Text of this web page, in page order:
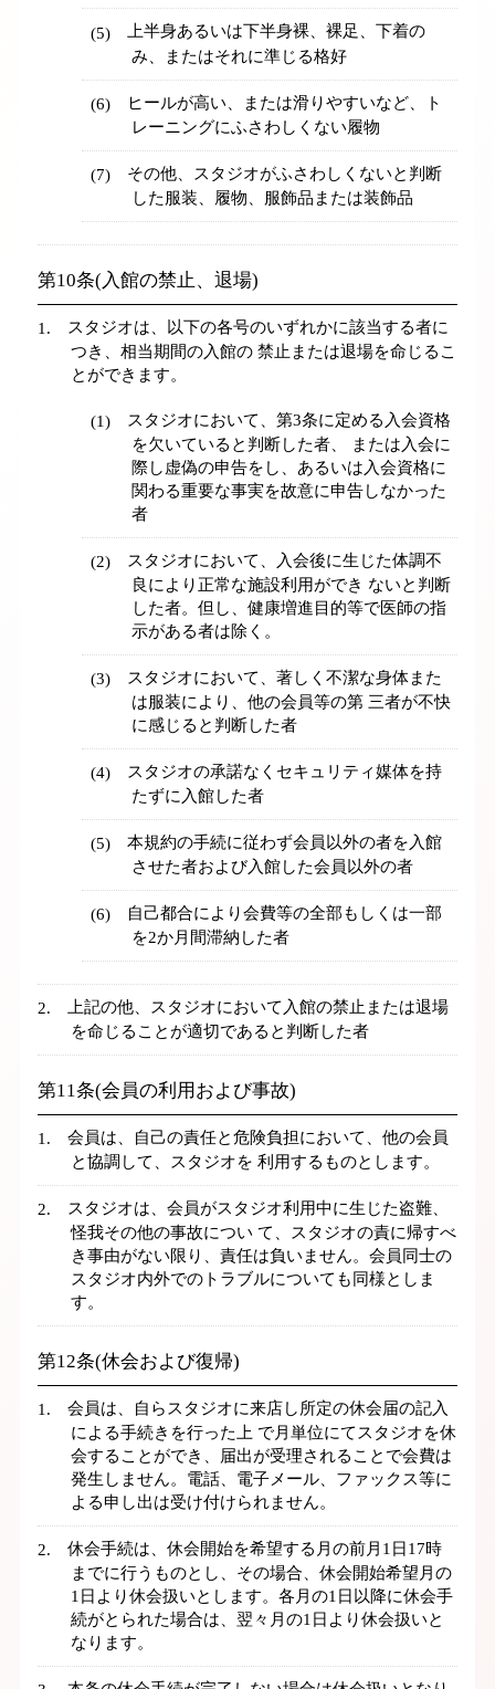
上半身あるいは下半身裸、裸足、下着の
み、またはそれに準じる格好
ヒールが高い、または滑りやすいなど、ト
レーニングにふさわしくない履物
その他、スタジオがふさわしくないと判断
した服装、履物、服飾品または装飾品
第10条(入館の禁止、退場)
スタジオは、以下の各号のいずれかに該当する者に
つき、相当期間の入館の 禁止または退場を命じるこ
とができます。
スタジオにおいて、第3条に定める入会資格
を欠いていると判断した者、 または入会に
際し虚偽の申告をし、あるいは入会資格に
関わる重要な事実を故意に申告しなかった
者
スタジオにおいて、入会後に生じた体調不
良により正常な施設利用ができ ないと判断
した者。但し、健康増進目的等で医師の指
示がある者は除く。
スタジオにおいて、著しく不潔な身体また
は服装により、他の会員等の第 三者が不快
に感じると判断した者
スタジオの承諾なくセキュリティ媒体を持
たずに入館した者
本規約の手続に従わず会員以外の者を入館
させた者および入館した会員以外の者
自己都合により会費等の全部もしくは一部
を2か月間滞納した者
上記の他、スタジオにおいて入館の禁止または退場
を命じることが適切であると判断した者
第11条(会員の利用および事故)
会員は、自己の責任と危険負担において、他の会員
と協調して、スタジオを 利用するものとします。
スタジオは、会員がスタジオ利用中に生じた盗難、
怪我その他の事故につい て、スタジオの責に帰すべ
き事由がない限り、責任は負いません。会員同士の
スタジオ内外でのトラブルについても同様としま
す。
第12条(休会および復帰)
会員は、自らスタジオに来店し所定の休会届の記入
による手続きを行った上 で月単位にてスタジオを休
会することができ、届出が受理されることで会費は
発生しません。電話、電子メール、ファックス等に
よる申し出は受け付けられません。
休会手続は、休会開始を希望する月の前月1日17時
までに行うものとし、その場合、休会開始希望月の
1日より休会扱いとします。各月の1日以降に休会手
続がとられた場合は、翌々月の1日より休会扱いと
なります。